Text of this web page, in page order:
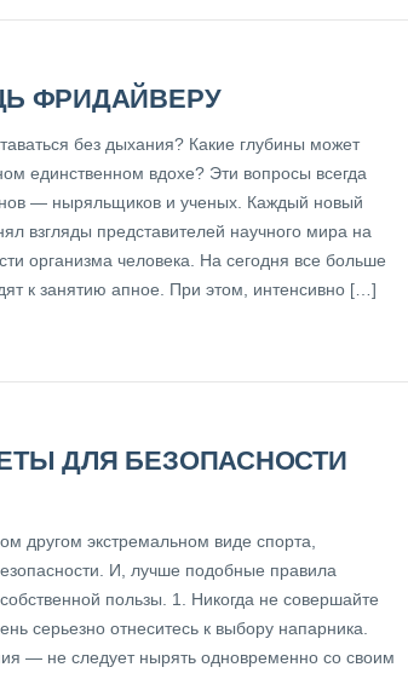
ФРИДАЙВЕРУ
без дыхания? Какие глубины может
единственном вдохе? Эти вопросы всегда
— ныряльщиков и ученых. Каждый новый
взгляды представителей научного мира на
организма человека. На сегодня все больше
к занятию апное. При этом, интенсивно […]
ДЛЯ БЕЗОПАСНОСТИ
другом экстремальном виде спорта,
И, лучше подобные правила
пользы. 1. Никогда не совершайте
серьезно отнеситесь к выбору напарника.
— не следует нырять одновременно со своим